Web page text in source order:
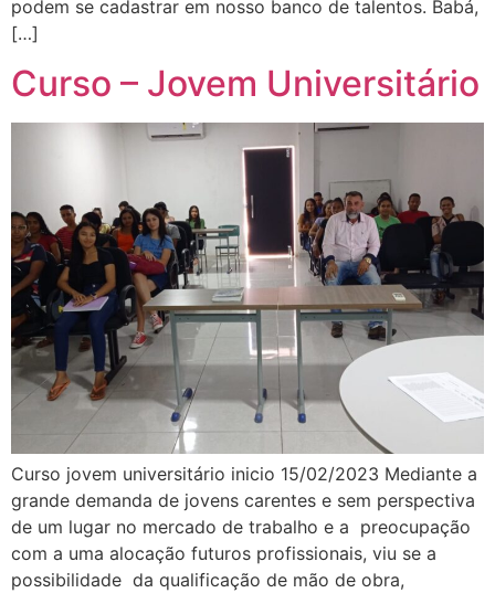
podem se cadastrar em nosso banco de talentos. Babá,
[…]
Curso – Jovem Universitário
Curso jovem universitário inicio 15/02/2023 Mediante a
grande demanda de jovens carentes e sem perspectiva
de um lugar no mercado de trabalho e a preocupação
com a uma alocação futuros profissionais, viu se a
possibilidade da qualificação de mão de obra,